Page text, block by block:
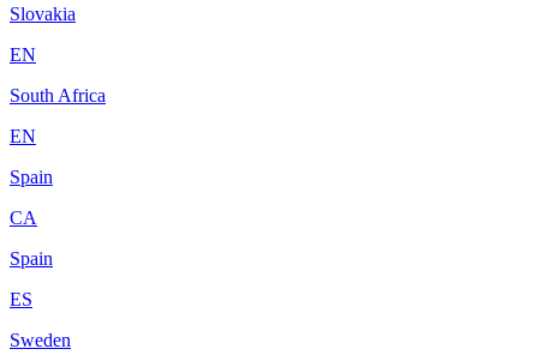
Slovakia
EN
South Africa
EN
Spain
CA
Spain
ES
Sweden